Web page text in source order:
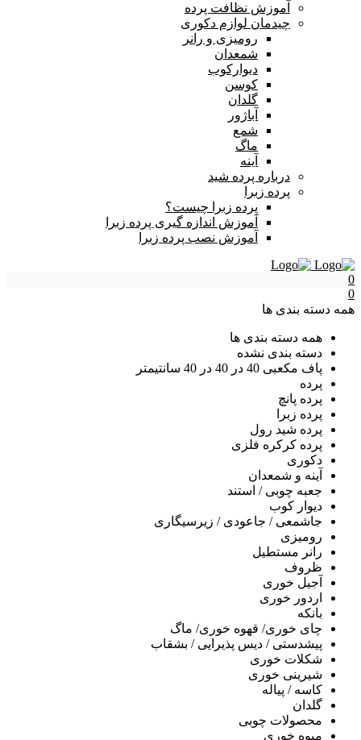
آموزش نظافت پرده
چیدمان لوازم دکوری
رومیزی و رانر
شمعدان
دیوارکوب
کوسن
گلدان
آباژور
شمع
ماگ
آینه
درباره پرده شید
پرده زبرا
پرده زبرا چیست؟
آموزش اندازه گیری پرده زبرا
آموزش نصب پرده زبرا
0
0
همه دسته بندی ها
همه دسته بندی ها
دسته بندی نشده
پاف مکعبی 40 در 40 در 40 سانتیمتر
پرده
پرده پانچ
پرده زبرا
پرده شید رول
پرده کرکره فلزی
دکوری
آینه و شمعدان
جعبه چوبی / استند
دیوار کوب
جاشمعی / جاعودی / زیرسیگاری
رومیزی
رانر مستطیل
ظروف
آجیل خوری
اردور خوری
بانکه
چای خوری/ قهوه خوری/ ماگ
پیشدستی / دیس پذیرایی / بشقاب
شکلات خوری
شیرینی خوری
کاسه / پیاله
گلدان
محصولات چوبی
میوه خوری